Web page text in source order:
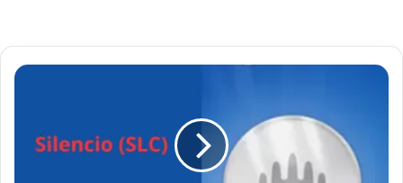
إ